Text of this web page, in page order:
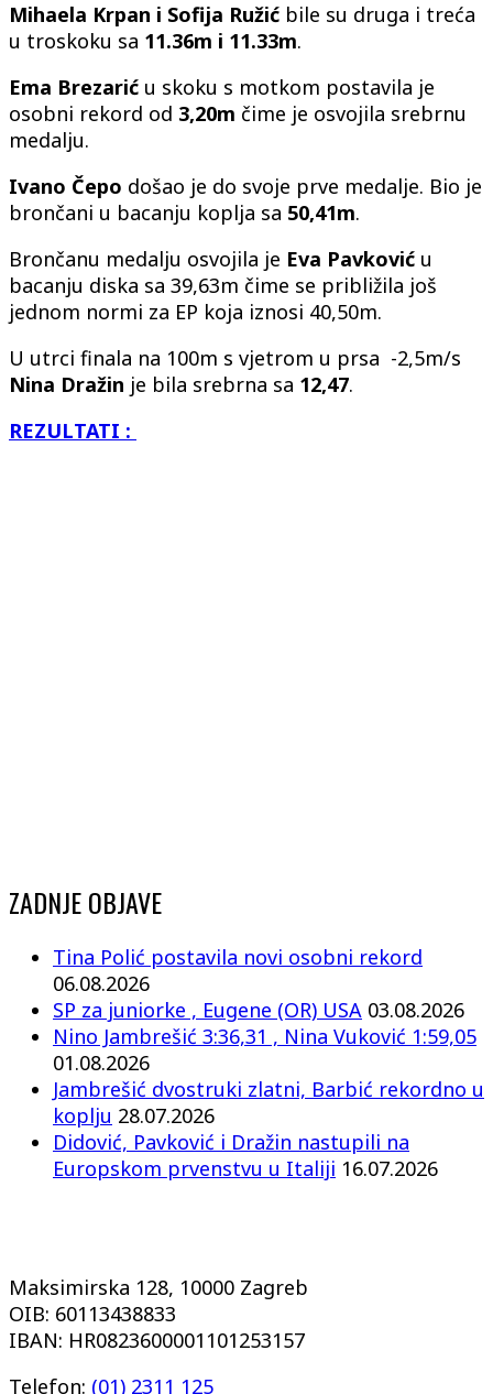
Mihaela Krpan i Sofija Ružić bile su druga i treća
u troskoku sa 11.36m i 11.33m.
Ema Brezarić u skoku s motkom postavila je
osobni rekord od 3,20m čime je osvojila srebrnu
medalju.
Ivano Čepo došao je do svoje prve medalje. Bio je
brončani u bacanju koplja sa 50,41m.
Brončanu medalju osvojila je Eva Pavković u
bacanju diska sa 39,63m čime se približila još
jednom normi za EP koja iznosi 40,50m.
U utrci finala na 100m s vjetrom u prsa -2,5m/s
Nina Dražin je bila srebrna sa 12,47.
REZULTATI :
ZADNJE OBJAVE
Tina Polić postavila novi osobni rekord
06.08.2026
SP za juniorke , Eugene (OR) USA 03.08.2026
Nino Jambrešić 3:36,31 , Nina Vuković 1:59,05
01.08.2026
Jambrešić dvostruki zlatni, Barbić rekordno u
koplju 28.07.2026
Didović, Pavković i Dražin nastupili na
Europskom prvenstvu u Italiji 16.07.2026
Maksimirska 128, 10000 Zagreb
OIB: 60113438833
IBAN: HR0823600001101253157
Telefon: (01) 2311 125